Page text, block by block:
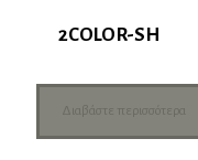
2COLOR-SH
Διαβάστε περισσότερα